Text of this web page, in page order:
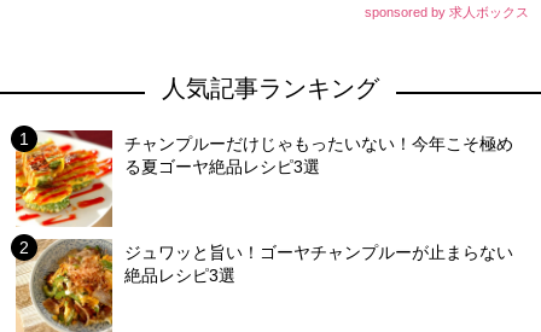
sponsored by 求人ボックス
人気記事ランキング
チャンプルーだけじゃもったいない！今年こそ極め
る夏ゴーヤ絶品レシピ3選
ジュワッと旨い！ゴーヤチャンプルーが止まらない
絶品レシピ3選